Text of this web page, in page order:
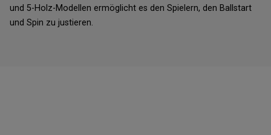
und 5-Holz-Modellen ermöglicht es den Spielern, den Ballstart
und Spin zu justieren.